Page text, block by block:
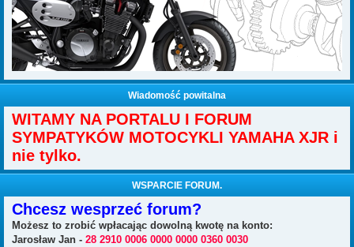
Wiadomość powitalna
WITAMY NA PORTALU I FORUM
SYMPATYKÓW MOTOCYKLI YAMAHA XJR i
nie tylko.
WSPARCIE FORUM.
Chcesz wesprzeć forum?
Możesz to zrobić wpłacając dowolną kwotę na konto:
Jarosław Jan - 28 2910 0006 0000 0000 0360 0030